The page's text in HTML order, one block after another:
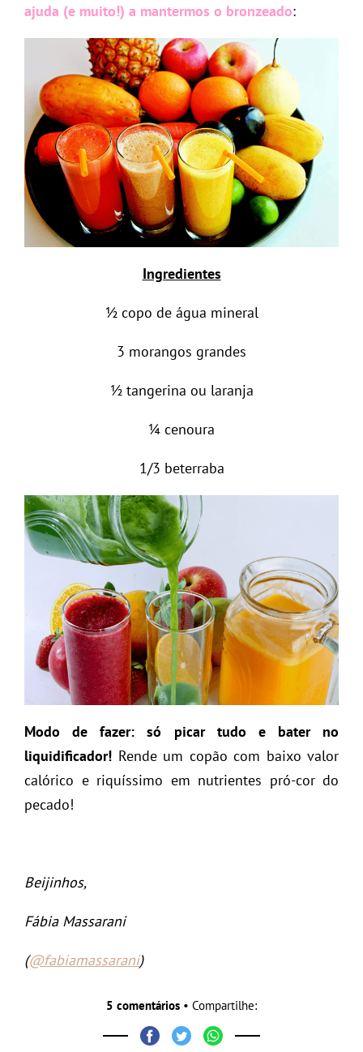
ajuda (e muito!) a mantermos o bronzeado:
Ingredientes
½ copo de água mineral
3 morangos grandes
½ tangerina ou laranja
¼ cenoura
1/3 beterraba
Modo de fazer: só picar tudo e bater no
liquidificador! Rende um copão com baixo valor
calórico e riquíssimo em nutrientes pró-cor do
pecado!
Beijinhos,
Fábia Massarani
(@fabiamassarani)
5 comentários • Compartilhe: